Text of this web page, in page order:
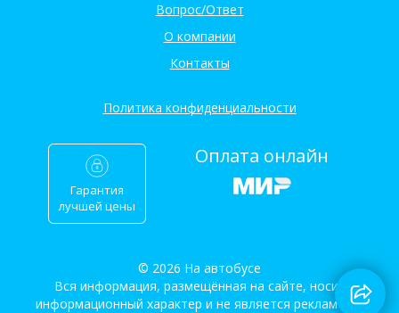
Вопрос/Ответ
О компании
Контакты
Политика конфиденциальности
Гарантия
лучшей цены
Оплата онлайн
© 2026 На автобусе
Вся информация, размещённая на сайте, носит
информационный характер и не является рекламой и